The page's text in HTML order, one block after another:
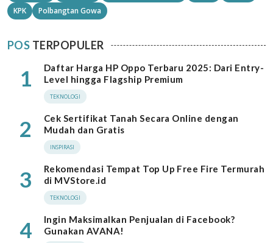
KPK
Polbangtan Gowa
POS TERPOPULER
1
Daftar Harga HP Oppo Terbaru 2025: Dari Entry-
Level hingga Flagship Premium
TEKNOLOGI
2
Cek Sertifikat Tanah Secara Online dengan
Mudah dan Gratis
INSPIRASI
3
Rekomendasi Tempat Top Up Free Fire Termurah
di MVStore.id
TEKNOLOGI
4
Ingin Maksimalkan Penjualan di Facebook?
Gunakan AVANA!